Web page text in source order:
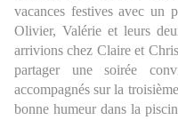
vacances festives avec un
Olivier, Valérie et leurs
arrivions chez Claire et
partager une soirée
accompagnés sur la
bonne humeur dans la